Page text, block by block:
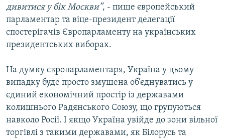
дивитися у бік Москви”, - пише європейський
парламентар та віце-президент делегації
спостерігачів Європарламенту на українських
президентських виборах.
На думку європарламентаря, Україна у цьому
випадку буде просто змушена об’єднуватись у
єдиний економічний простір із державами
колишнього Радянського Союзу, що групуються
навколо Росії. І якщо Україна увійде до зони вільної
торгівлі з такими державами, як Білорусь та